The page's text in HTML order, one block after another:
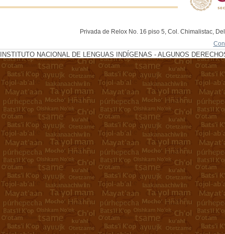
Privada de Relox No. 16 piso 5, Col. Chimalistac,
INSTITUTO NACIONAL DE LENGUAS INDÍGENAS - ALGUNOS